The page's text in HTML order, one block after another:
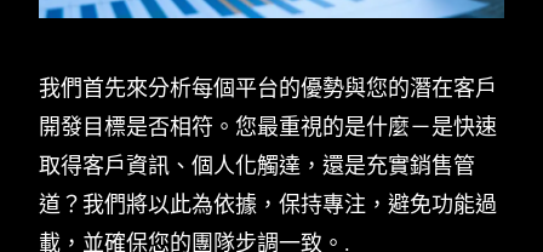
我們首先來分析每個平台的優勢與您的潛在客戶
開發目標是否相符。您最重視的是什麼－是快速
取得客戶資訊、個人化觸達，還是充實銷售管
道？我們將以此為依據，保持專注，避免功能過
載，並確保您的團隊步調一致。.